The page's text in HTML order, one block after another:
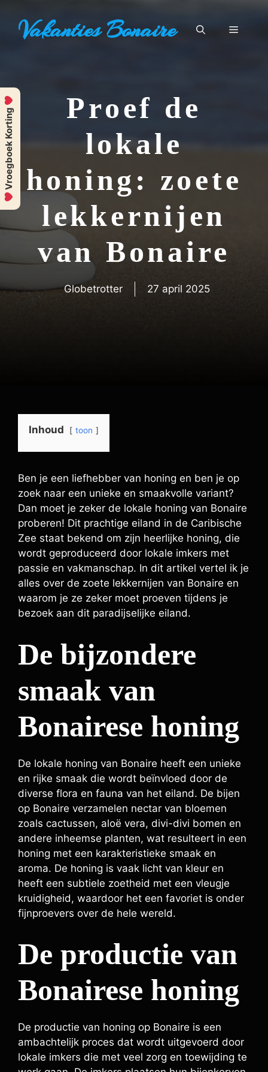
naarVakanties Bonaire Menu
Proef de
lokale
honing: zoete
lekkernijen
van Bonaire
Globetrotter 27 april 2025
Inhoud toon
Ben je een liefhebber van honing en ben je op
zoek naar een unieke en smaakvolle variant?
Dan moet je zeker de lokale honing van Bonaire
proberen! Dit prachtige eiland in de Caribische
Zee staat bekend om zijn heerlijke honing, die
wordt geproduceerd door lokale imkers met
passie en vakmanschap. In dit artikel vertel ik je
alles over de zoete lekkernijen van Bonaire en
waarom je ze zeker moet proeven tijdens je
bezoek aan dit paradijselijke eiland.
De bijzondere
smaak van
Bonairese honing
De lokale honing van Bonaire heeft een unieke
en rijke smaak die wordt beïnvloed door de
diverse flora en fauna van het eiland. De bijen
op Bonaire verzamelen nectar van bloemen
zoals cactussen, aloë vera, divi-divi bomen en
andere inheemse planten, wat resulteert in een
honing met een karakteristieke smaak en
aroma. De honing is vaak licht van kleur en
heeft een subtiele zoetheid met een vleugje
kruidigheid, waardoor het een favoriet is onder
fijnproevers over de hele wereld.
De productie van
Bonairese honing
De productie van honing op Bonaire is een
ambachtelijk proces dat wordt uitgevoerd door
lokale imkers die met veel zorg en toewijding te
Vroegboek Korting